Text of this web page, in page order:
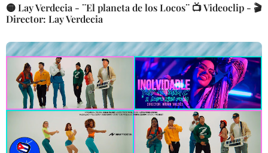
🟡 Lay Verdecia - ¨El planeta de los Locos¨ 📺 Videoclip - 🎬
Director: Lay Verdecia